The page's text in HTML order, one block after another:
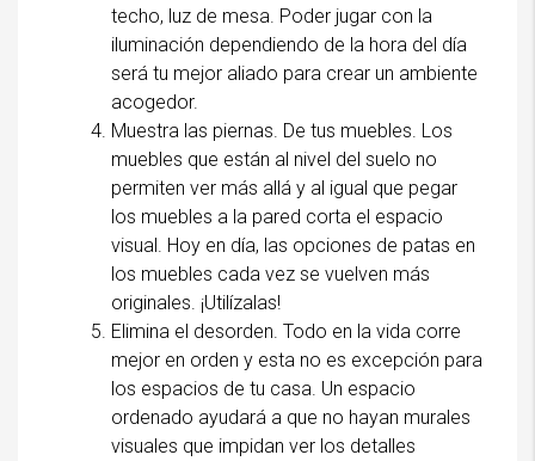
techo, luz de mesa. Poder jugar con la
iluminación dependiendo de la hora del día
será tu mejor aliado para crear un ambiente
acogedor.
Muestra las piernas. De tus muebles. Los
muebles que están al nivel del suelo no
permiten ver más allá y al igual que pegar
los muebles a la pared corta el espacio
visual. Hoy en día, las opciones de patas en
los muebles cada vez se vuelven más
originales. ¡Utilízalas!
Elimina el desorden. Todo en la vida corre
mejor en orden y esta no es excepción para
los espacios de tu casa. Un espacio
ordenado ayudará a que no hayan murales
visuales que impidan ver los detalles